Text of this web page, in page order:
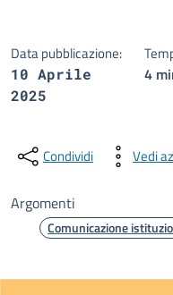
Data pubblicazione:
10 Aprile
2025
4
Condividi Vedi
Argomenti
Comunicazione